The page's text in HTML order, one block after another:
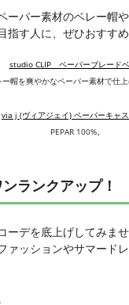
ーパー素材のベレー帽
指す人に、ぜひおすす
studio CLIP ペーパーブレード
ー帽を爽やかなペーパー素材で仕
via j (ヴィアジェイ) ペーパーキャ
PEPAR 100%。
ランクアップ！
ーデを底上げしてみま
ァッションやサマード